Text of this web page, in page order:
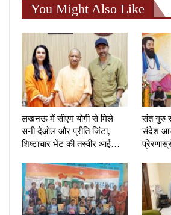
You Might Also Like
लखनऊ में सीएम योगी से मिले
सनी देओल और प्रीति जिंटा,
शिष्टाचार भेंट की तस्वीर आई…
संत गुरु
संदेश